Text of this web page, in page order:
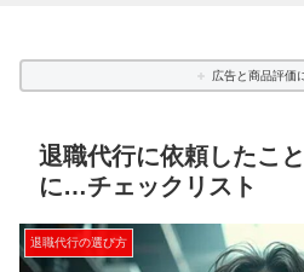
広告と商品評価
退職代行に依頼したこ
に…チェックリスト
退職代行の選び方